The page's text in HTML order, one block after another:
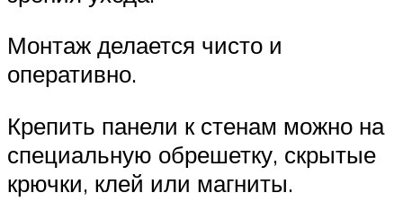
Монтаж делается чисто и
оперативно.
Крепить панели к стенам можно на
специальную обрешетку, скрытые
крючки, клей или магниты.